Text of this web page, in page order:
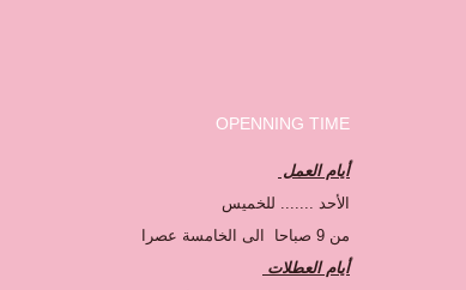
OPENNING TIME
أيام العمل
الأحد ....... للخميس
من 9 صباحا الى الخامسة عصرا
أيام العطلات